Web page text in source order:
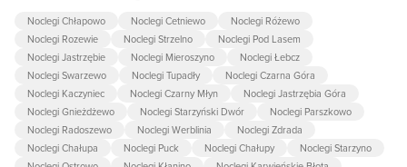
Noclegi Chłapowo Noclegi Cetniewo
Noclegi Różewo
Noclegi Rozewie
Noclegi Strzelno
Noclegi Pod Lasem
Noclegi Jastrzębie
Noclegi Mieroszyno
Noclegi Łebcz
Noclegi Swarzewo
Noclegi Tupadły
Noclegi Czarna Góra
Noclegi Kaczyniec
Noclegi Czarny Młyn
Noclegi Jastrzębia Góra
Noclegi Gnieżdżewo
Noclegi Starzyński Dwór
Noclegi Parszkowo
Noclegi Radoszewo
Noclegi Werblinia
Noclegi Zdrada
Noclegi Chałupa
Noclegi Puck Noclegi Chałupy
Noclegi Starzyno